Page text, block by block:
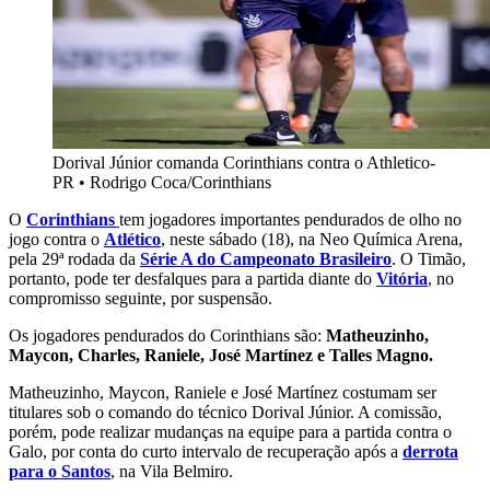
Dorival Júnior comanda Corinthians contra o Athletico-
PR • Rodrigo Coca/Corinthians
O Corinthians tem jogadores importantes pendurados de olho no
jogo contra o Atlético, neste sábado (18), na Neo Química Arena,
pela 29ª rodada da Série A do Campeonato Brasileiro. O Timão,
portanto, pode ter desfalques para a partida diante do Vitória, no
compromisso seguinte, por suspensão.
Os jogadores pendurados do Corinthians são: Matheuzinho,
Maycon, Charles, Raniele, José Martínez e Talles Magno.
Matheuzinho, Maycon, Raniele e José Martínez costumam ser
titulares sob o comando do técnico Dorival Júnior. A comissão,
porém, pode realizar mudanças na equipe para a partida contra o
Galo, por conta do curto intervalo de recuperação após a derrota
para o Santos, na Vila Belmiro.